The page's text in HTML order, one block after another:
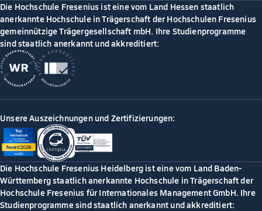
Die Hochschule Fresenius ist eine vom Land Hessen staatlich
anerkannte Hochschule in Trägerschaft der Hochschulen Fresenius
gemeinnützige Trägergesellschaft mbH. Ihre Studienprogramme
sind staatlich anerkannt und akkreditiert:
Unsere Auszeichnungen und Zertifizierungen:
Die Hochschule Fresenius Heidelberg ist eine vom Land Baden-
Württemberg staatlich anerkannte Hochschule in Trägerschaft der
Hochschule Fresenius für Internationales Management GmbH. Ihre
Studienprogramme sind staatlich anerkannt und akkreditiert: